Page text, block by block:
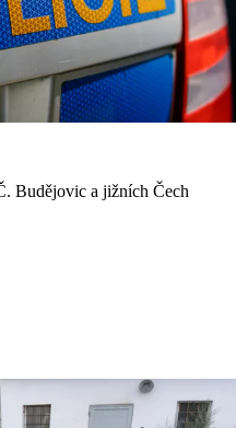
Budějovic a jižních Čech